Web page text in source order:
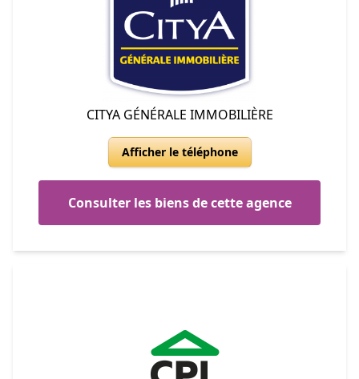
CITYA GÉNÉRALE IMMOBILIÈRE
Afficher le téléphone
Consulter les biens de cette agence